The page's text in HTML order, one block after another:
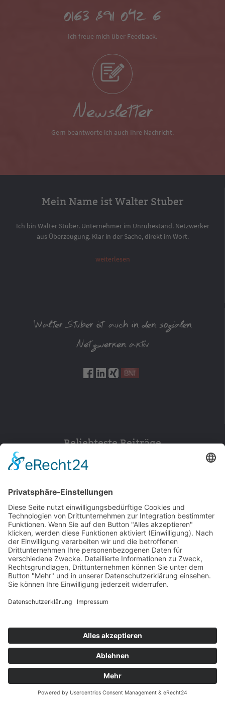
0163 891 042 6
Ich freue mich über Feedback.
Newsletter
Gern beantworte ich auch Ihre Nachricht.
Mein Name ist Walter Stuber
Ich bin Walter Stuber. Unternehmer im Unruhestand. Netzwerker
aus Überzeugung. Klar in der Sache, direkt im Wort.
weiterlesen
Walter Stuber ist auch in den sozialen
Netzwerken aktiv
Beliebteste Beiträge
© 2026 Walter Stuber -Impressum Datenschutz
Gemeinhardt Service - Mutmacher.jetzt
Bewertungen auf ProvenExpert.com
154